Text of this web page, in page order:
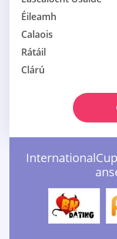
Éileamh
Calaois
Rátáil
Clárú